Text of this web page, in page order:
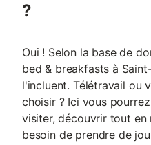
?
Oui ! Selon la base de
bed & breakfasts à
l'incluent. Télétravail ou
choisir ? Ici vous
visiter, découvrir tout en
besoin de prendre de